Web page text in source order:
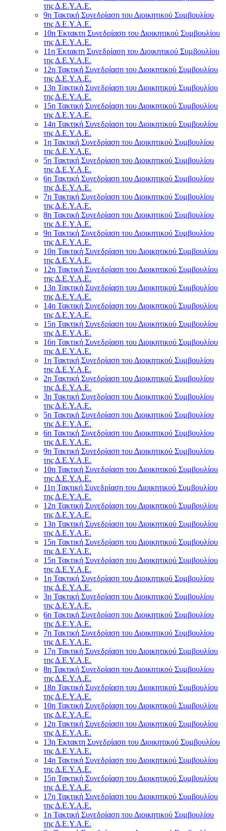
της Δ.Ε.Υ.Α.Ε.
9η Τακτική Συνεδρίαση του Διοικητικού Συμβουλίου
της Δ.Ε.Υ.Α.Ε.
10η Έκτακτη Συνεδρίαση του Διοικητικού Συμβουλίου
της Δ.Ε.Υ.Α.Ε.
11η Έκτακτη Συνεδρίαση του Διοικητικού Συμβουλίου
της Δ.Ε.Υ.Α.Ε.
12η Τακτική Συνεδρίαση του Διοικητικού Συμβουλίου
της Δ.Ε.Υ.Α.Ε.
13η Τακτική Συνεδρίαση του Διοικητικού Συμβουλίου
της Δ.Ε.Υ.Α.Ε.
15η Τακτική Συνεδρίαση του Διοικητικού Συμβουλίου
της Δ.Ε.Υ.Α.Ε.
14η Τακτική Συνεδρίαση του Διοικητικού Συμβουλίου
της Δ.Ε.Υ.Α.Ε.
1η Τακτική Συνεδρίαση του Διοικητικού Συμβουλίου
της Δ.Ε.Υ.Α.Ε.
5η Τακτική Συνεδρίαση του Διοικητικού Συμβουλίου
της Δ.Ε.Υ.Α.Ε.
6η Τακτική Συνεδρίαση του Διοικητικού Συμβουλίου
της Δ.Ε.Υ.Α.Ε.
7η Τακτική Συνεδρίαση του Διοικητικού Συμβουλίου
της Δ.Ε.Υ.Α.Ε.
8η Τακτική Συνεδρίαση του Διοικητικού Συμβουλίου
της Δ.Ε.Υ.Α.Ε.
9η Τακτική Συνεδρίαση του Διοικητικού Συμβουλίου
της Δ.Ε.Υ.Α.Ε.
10η Τακτική Συνεδρίαση του Διοικητικού Συμβουλίου
της Δ.Ε.Υ.Α.Ε.
12η Τακτική Συνεδρίαση του Διοικητικού Συμβουλίου
της Δ.Ε.Υ.Α.Ε.
13η Τακτική Συνεδρίαση του Διοικητικού Συμβουλίου
της Δ.Ε.Υ.Α.Ε.
14η Τακτική Συνεδρίαση του Διοικητικού Συμβουλίου
της Δ.Ε.Υ.Α.Ε.
15η Τακτική Συνεδρίαση του Διοικητικού Συμβουλίου
της Δ.Ε.Υ.Α.Ε.
16η Τακτική Συνεδρίαση του Διοικητικού Συμβουλίου
της Δ.Ε.Υ.Α.Ε.
1η Τακτική Συνεδρίαση του Διοικητικού Συμβουλίου
της Δ.Ε.Υ.Α.Ε.
2η Τακτική Συνεδρίαση του Διοικητικού Συμβουλίου
της Δ.Ε.Υ.Α.Ε.
3η Τακτική Συνεδρίαση του Διοικητικού Συμβουλίου
της Δ.Ε.Υ.Α.Ε.
5η Τακτική Συνεδρίαση του Διοικητικού Συμβουλίου
της Δ.Ε.Υ.Α.Ε.
6η Τακτική Συνεδρίαση του Διοικητικού Συμβουλίου
της Δ.Ε.Υ.Α.Ε.
9η Τακτική Συνεδρίαση του Διοικητικού Συμβουλίου
της Δ.Ε.Υ.Α.Ε.
10η Τακτική Συνεδρίαση του Διοικητικού Συμβουλίου
της Δ.Ε.Υ.Α.Ε.
11η Τακτική Συνεδρίαση του Διοικητικού Συμβουλίου
της Δ.Ε.Υ.Α.Ε.
12η Τακτική Συνεδρίαση του Διοικητικού Συμβουλίου
της Δ.Ε.Υ.Α.Ε.
13η Τακτική Συνεδρίαση του Διοικητικού Συμβουλίου
της Δ.Ε.Υ.Α.Ε.
15η Τακτική Συνεδρίαση του Διοικητικού Συμβουλίου
της Δ.Ε.Υ.Α.Ε.
15η Τακτική Συνεδρίαση του Διοικητικού Συμβουλίου
της Δ.Ε.Υ.Α.Ε.
1η Τακτική Συνεδρίαση του Διοικητικού Συμβουλίου
της Δ.Ε.Υ.Α.Ε.
3η Τακτική Συνεδρίαση του Διοικητικού Συμβουλίου
της Δ.Ε.Υ.Α.Ε.
6η Τακτική Συνεδρίαση του Διοικητικού Συμβουλίου
της Δ.Ε.Υ.Α.Ε.
7η Τακτική Συνεδρίαση του Διοικητικού Συμβουλίου
της Δ.Ε.Υ.Α.Ε.
17η Τακτική Συνεδρίαση του Διοικητικού Συμβουλίου
της Δ.Ε.Υ.Α.Ε.
8η Τακτική Συνεδρίαση του Διοικητικού Συμβουλίου
της Δ.Ε.Υ.Α.Ε.
18η Τακτική Συνεδρίαση του Διοικητικού Συμβουλίου
της Δ.Ε.Υ.Α.Ε.
10η Τακτική Συνεδρίαση του Διοικητικού Συμβουλίου
της Δ.Ε.Υ.Α.Ε.
12η Τακτική Συνεδρίαση του Διοικητικού Συμβουλίου
της Δ.Ε.Υ.Α.Ε.
13η Έκτακτη Συνεδρίαση του Διοικητικού Συμβουλίου
της Δ.Ε.Υ.Α.Ε.
14η Τακτική Συνεδρίαση του Διοικητικού Συμβουλίου
της Δ.Ε.Υ.Α.Ε.
15η Τακτική Συνεδρίαση του Διοικητικού Συμβουλίου
της Δ.Ε.Υ.Α.Ε.
17η Τακτική Συνεδρίαση του Διοικητικού Συμβουλίου
της Δ.Ε.Υ.Α.Ε.
1η Τακτική Συνεδρίαση του Διοικητικού Συμβουλίου
της Δ.Ε.Υ.Α.Ε.